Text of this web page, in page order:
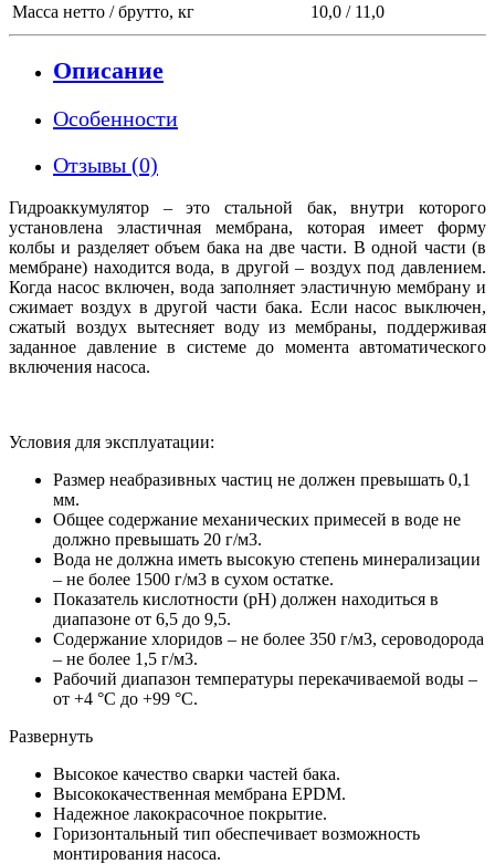
Масса нетто / брутто, кг
10,0 / 11,0
Описание
Особенности
Отзывы (0)
Гидроаккумулятор – это стальной бак, внутри которого
установлена эластичная мембрана, которая имеет форму
колбы и разделяет объем бака на две части. В одной части (в
мембране) находится вода, в другой – воздух под давлением.
Когда насос включен, вода заполняет эластичную мембрану и
сжимает воздух в другой части бака. Если насос выключен,
сжатый воздух вытесняет воду из мембраны, поддерживая
заданное давление в системе до момента автоматического
включения насоса.
Условия для эксплуатации:
Размер неабразивных частиц не должен превышать 0,1
мм.
Общее содержание механических примесей в воде не
должно превышать 20 г/м3.
Вода не должна иметь высокую степень минерализации
– не более 1500 г/м3 в сухом остатке.
Показатель кислотности (pH) должен находиться в
диапазоне от 6,5 до 9,5.
Содержание хлоридов – не более 350 г/м3, сероводорода
– не более 1,5 г/м3.
Рабочий диапазон температуры перекачиваемой воды –
от +4 °C до +99 °C.
Развернуть
Высокое качество сварки частей бака.
Высококачественная мембрана EPDM.
Надежное лакокрасочное покрытие.
Горизонтальный тип обеспечивает возможность
монтирования насоса.